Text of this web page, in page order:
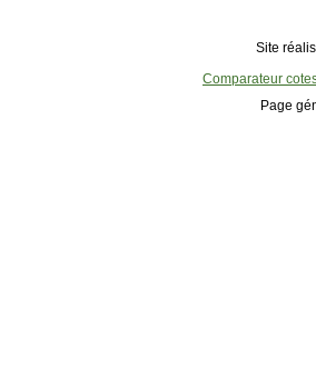
Site
Comparateur
Page